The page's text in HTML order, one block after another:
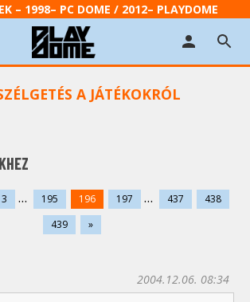
– 1998– PC DOME / 2012– PLAYDOME
A JÁTÉKOKRÓL
3 ... 195 196 197 ... 437
438
439
»
2004.12.06. 08:34